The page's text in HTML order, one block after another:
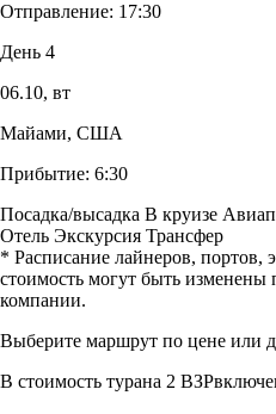
Отправление: 17:30
День 4
06.10, вт
Майами, США
Прибытие: 6:30
Посадка/высадка В круизе
Отель Экскурсия Трансфер
* Расписание лайнеров, портов,
стоимость могут быть
компании.
Выберите маршрут по цене или
В стоимость турана 2 ВЗР